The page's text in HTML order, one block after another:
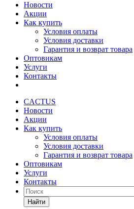
Новости
Акции
Как купить
Условия оплаты
Условия доставки
Гарантия и возврат товара
Оптовикам
Услуги
Контакты
CACTUS
Новости
Акции
Как купить
Условия оплаты
Условия доставки
Гарантия и возврат товара
Оптовикам
Услуги
Контакты
Найти